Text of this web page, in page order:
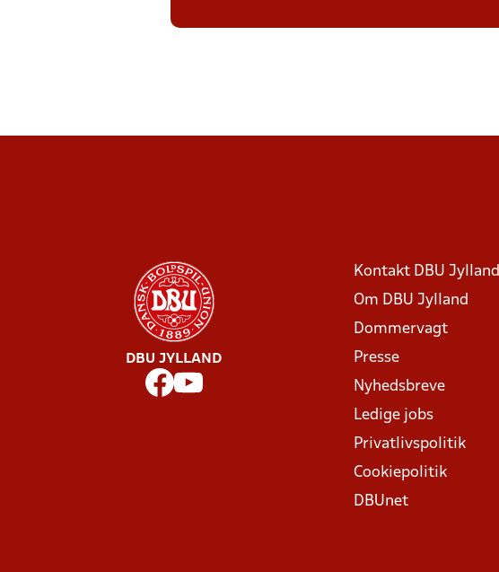
DBU JYLLAND
Kontakt DBU Jylland
Om DBU Jylland
Dommervagt
Presse
Nyhedsbreve
Ledige jobs
Privatlivspolitik
Cookiepolitik
DBUnet